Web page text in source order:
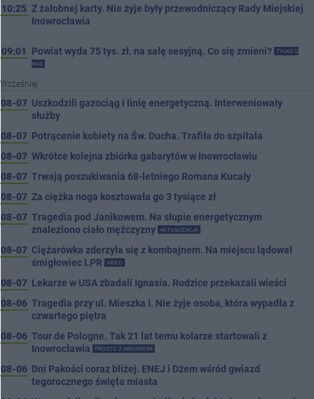
10:25 Z żałobnej karty. Nie żyje były przewodniczący Rady Miejskiej
Inowrocławia
09:01 Powiat wyda 75 tys. zł. na salę sesyjną. Co się zmieni?
TYLKO U
NAS
Wcześniej
08-07 Uszkodzili gazociąg i linię energetyczną. Interweniowały
służby
08-07 Potrącenie kobiety na Św. Ducha. Trafiła do szpitala
08-07 Wkrótce kolejna zbiórka gabarytów w Inowrocławiu
08-07 Trwają poszukiwania 68-letniego Romana Kucały
08-07 Za ciężka noga kosztowała go 3 tysiące zł
08-07 Tragedia pod Janikowem. Na słupie energetycznym
znaleziono ciało mężczyzny
AKTUALIZACJA
08-07 Ciężarówka zderzyła się z kombajnem. Na miejscu lądował
śmigłowiec LPR
VIDEO
08-07 Lekarze w USA zbadali Ignasia. Rodzice przekazali wieści
08-06 Tragedia przy ul. Mieszka I. Nie żyje osoba, która wypadła z
czwartego piętra
08-06 Tour de Pologne. Tak 21 lat temu kolarze startowali z
Inowrocławia
PROSTO Z ARCHIWUM
08-06 Dni Pakości coraz bliżej. ENEJ i Dżem wśród gwiazd
tegorocznego święta miasta